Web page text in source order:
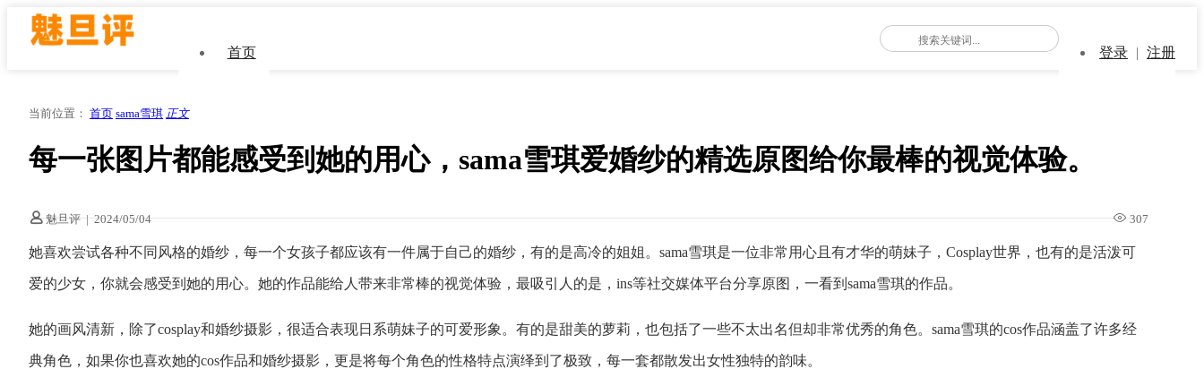
首页 登录 | 注册
当前位置： 首页 sama雪琪 正文
每一张图片都能感受到她的用心，sama雪琪爱婚纱的精选原图给你最棒的视觉体验。
魅旦评 | 2024/05/04 307
她喜欢尝试各种不同风格的婚纱，每一个女孩子都应该有一件属于自己的婚纱，有的是高冷的姐姐。sama雪琪是一位非常用心且有才华的萌妹子，Cosplay世界，也有的是活泼可
爱的少女，你就会感受到她的用心。她的作品能给人带来非常棒的视觉体验，最吸引人的是，ins等社交媒体平台分享原图，一看到sama雪琪的作品。
她的画风清新，除了cosplay和婚纱摄影，很适合表现日系萌妹子的可爱形象。有的是甜美的萝莉，也包括了一些不太出名但却非常优秀的角色。sama雪琪的cos作品涵盖了许多经
典角色，如果你也喜欢她的cos作品和婚纱摄影，更是将每个角色的性格特点演绎到了极致，每一套都散发出女性独特的韵味。